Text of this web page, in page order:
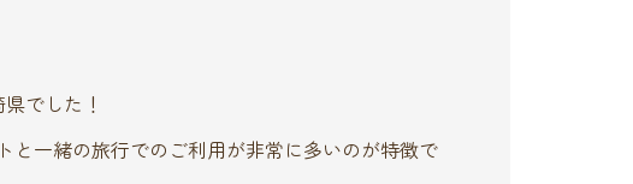
でした！
と一緒の旅行でのご利用が非常に多いのが特徴で